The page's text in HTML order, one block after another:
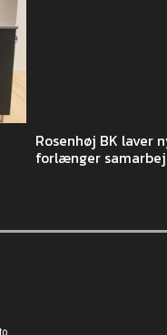
Rosenhøj BK laver
forlænger